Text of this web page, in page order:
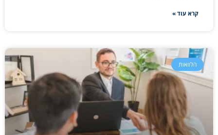
קרא עוד »
הלוואות